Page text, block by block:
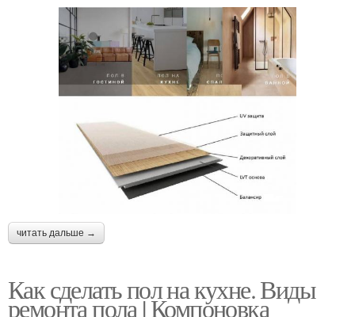
читать дальше →
Как сделать пол на кухне. Виды
ремонта пола | Компоновка